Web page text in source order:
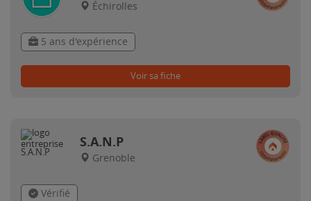
Échirolles
5 ans d'expérience
Voir sa fiche
S.A.N.P
Grenoble
Vérifié